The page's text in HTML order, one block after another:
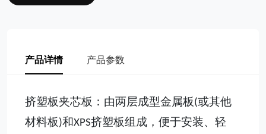
产品详情 产品参数
挤塑板夹芯板：由两层成型金属板(或其他
材料板)和XPS挤塑板组成，便于安装、轻